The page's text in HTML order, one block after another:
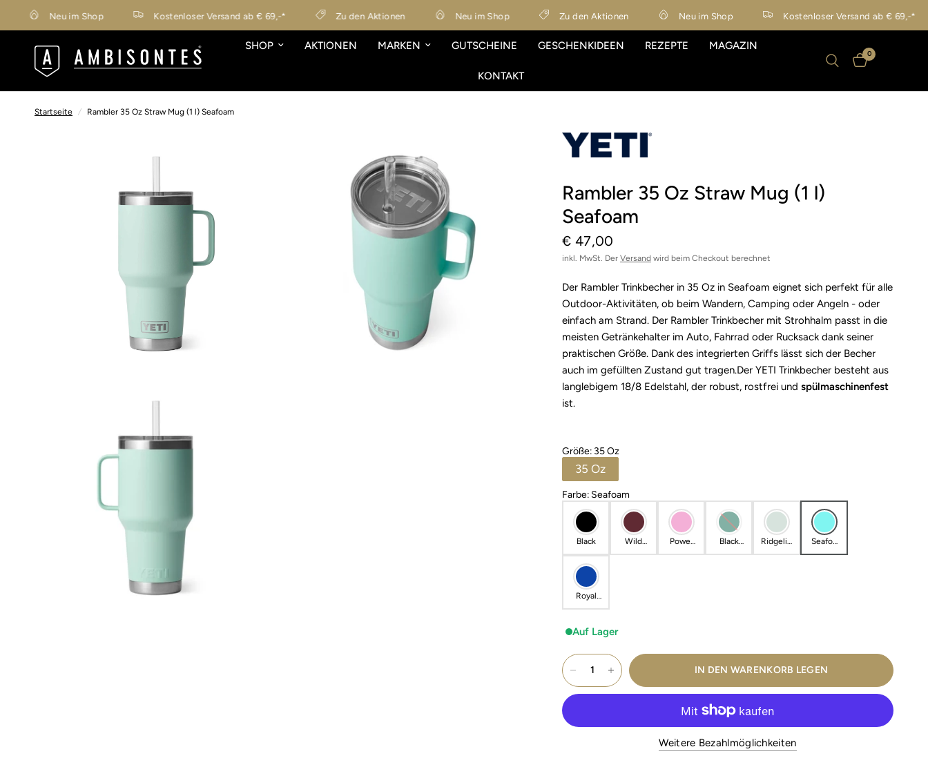
Neu im Shop Kostenloser Versand ab € 69,-* Zu den Aktionen Neu im Shop Zu den Aktionen Neu im Shop Kostenloser Versand ab € 69,-*
SHOP AKTIONEN MARKEN GUTSCHEINE GESCHENKIDEEN REZEPTE MAGAZIN
KONTAKT
0
Startseite / Rambler 35 Oz Straw Mug (1 l) Seafoam
Rambler 35 Oz Straw Mug (1 l)
Seafoam
€ 47,00
inkl. MwSt. Der Versand wird beim Checkout berechnet
Der Rambler Trinkbecher in 35 Oz in Seafoam eignet sich perfekt für alle
Outdoor-Aktivitäten, ob beim Wandern, Camping oder Angeln - oder
einfach am Strand. Der Rambler Trinkbecher mit Strohhalm passt in die
meisten Getränkehalter im Auto, Fahrrad oder Rucksack dank seiner
praktischen Größe. Dank des integrierten Griffs lässt sich der Becher
auch im gefüllten Zustand gut tragen.Der YETI Trinkbecher besteht aus
langlebigem 18/8 Edelstahl, der robust, rostfrei und spülmaschinenfest
ist.
Größe: 35 Oz
35 Oz
Farbe: Seafoam
Black
Wild
Vine
Power
Pink
Black
Forest
Ridgelin
e
Seafoa
m
Royal
Blue
Auf Lager
IN DEN WARENKORB LEGEN
Weitere Bezahlmöglichkeiten